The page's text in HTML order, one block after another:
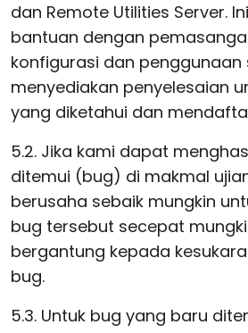
dan Remote Utilities Server.
bantuan dengan
konfigurasi dan penggunaan
menyediakan penyelesaian
yang diketahui dan
5.2. Jika kami dapat
ditemui (bug) di makmal
berusaha sebaik mungkin
bug tersebut secepat
bergantung kepada
bug.
5.3. Untuk bug yang baru